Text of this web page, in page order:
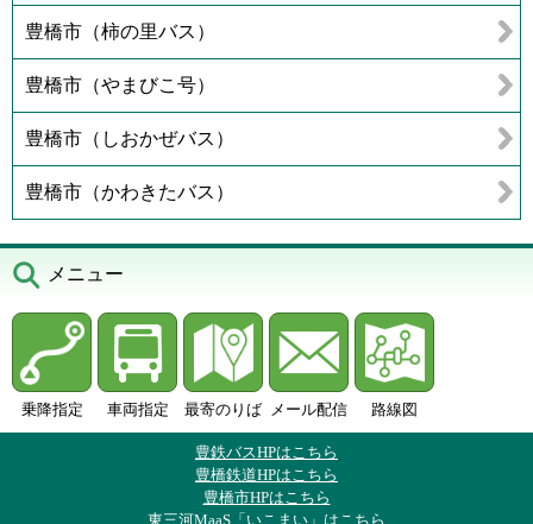
豊橋市（柿の里バス）
豊橋市（やまびこ号）
豊橋市（しおかぜバス）
豊橋市（かわきたバス）
メニュー
乗降指定 車両指定 最寄のりば メール配信 路線図
豊鉄バスHPはこちら
豊橋鉄道HPはこちら
豊橋市HPはこちら
東三河MaaS「いこまい」はこちら